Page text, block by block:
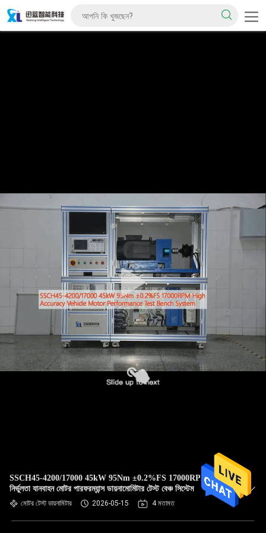
SSCH45-4200/17000 45kW 95Nm ±0.2%FS 17000RPM উচ্চ
নির্ভুলতা যানবাহন মোটর পারফরম্যান্স ডায়নামোমিটার টেস্ট বেঞ্চ সিস্টেম
মোটর টেস্ট ডায়নামিটার 2026-05-15 4 মতামত